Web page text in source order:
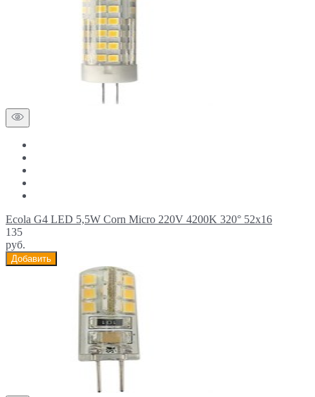
Ecola G4 LED 5,5W Corn Micro 220V 4200K 320° 52x16
135
руб.
Добавить